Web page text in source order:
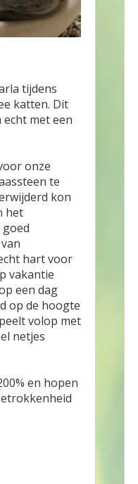
tijdens
katten. Dit
echt met een
onze
te
kon
het
hart voor
vakantie
een dag
op de hoogte
volop met
netjes
en hopen